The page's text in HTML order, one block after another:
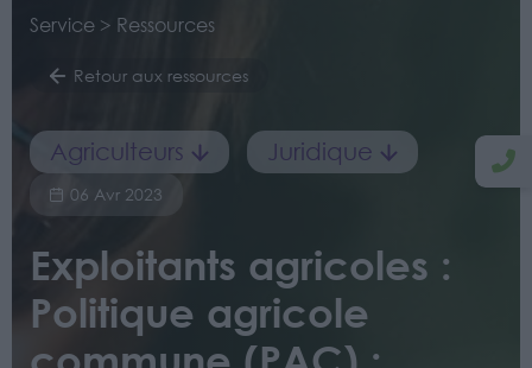
Service > Ressources
Retour aux ressources
Agriculteurs Juridique
06 Avr 2023
Exploitants agricoles :
Politique agricole